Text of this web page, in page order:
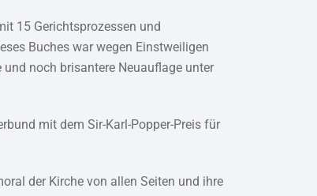
15 Gerichtsprozessen und
Buches war wegen Einstweiligen
noch brisantere Neuauflage unter
mit dem Sir-Karl-Popper-Preis für
der Kirche von allen Seiten und ihre